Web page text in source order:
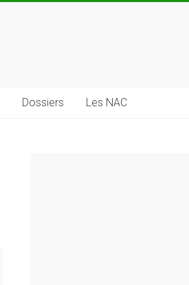
Dossiers Les NAC